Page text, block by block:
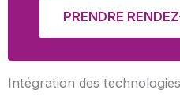
PRENDRE
Intégration des